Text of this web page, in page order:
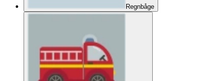
Regnbåge